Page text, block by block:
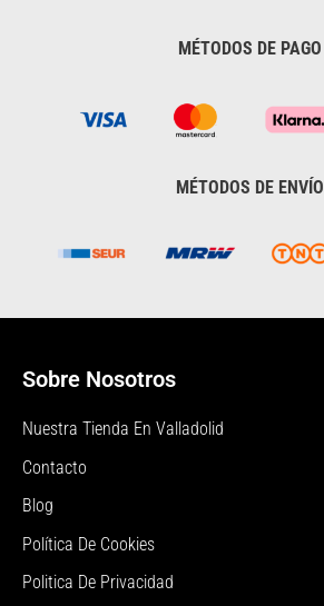
MÉTODOS DE PAGO
MÉTODOS DE ENVÍO
Sobre Nosotros
Nuestra Tienda En Valladolid
Contacto
Blog
Política De Cookies
Politica De Privacidad